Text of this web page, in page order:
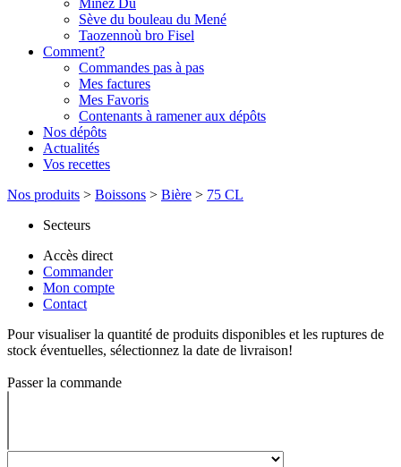
Minez Du
Sève du bouleau du Mené
Taozennoù bro Fisel
Comment?
Commandes pas à pas
Mes factures
Mes Favoris
Contenants à ramener aux dépôts
Nos dépôts
Actualités
Vos recettes
Nos produits > Boissons > Bière > 75 CL
Secteurs
Accès direct
Commander
Mon compte
Contact
Pour visualiser la quantité de produits disponibles et les ruptures de
stock éventuelles, sélectionnez la date de livraison!
Passer la commande